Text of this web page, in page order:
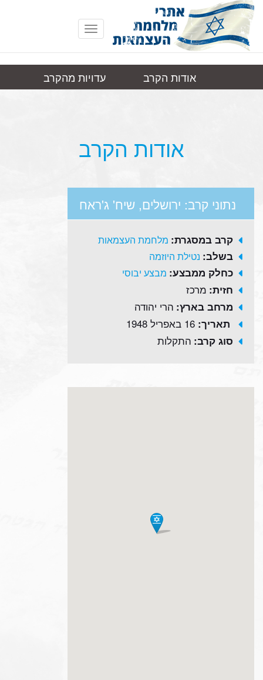
Toggle
navigation
ירושלים, שיח'
אודות הקרב
עדויות מהקרב
אודות הקרב
נתוני קרב: ירושלים, שיח' ג'ראח
קרב במסגרת: מלחמת העצמאות
בשלב: נטילת היוזמה
כחלק ממבצע: מבצע יבוסי
חזית: מרכז
מרחב בארץ: הרי יהודה
תאריך: 16 באפריל 1948
סוג קרב: התקלות